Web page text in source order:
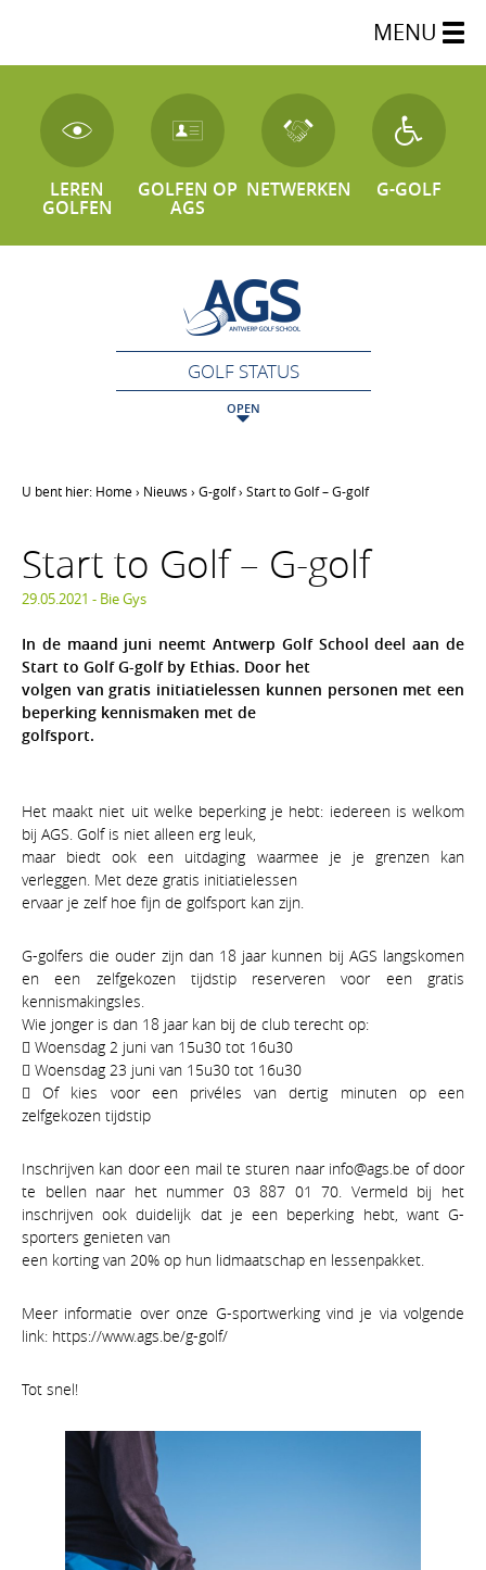
MENU
LEREN
GOLFEN
GOLFEN OP
AGS
NETWERKEN G-GOLF
GOLF STATUS
OPEN
U bent hier: Home› Nieuws › G-golf› Start to Golf – G-golf
Start to Golf – G-golf
29.05.2021 - Bie Gys
In de maand juni neemt Antwerp Golf School deel aan de
Start to Golf G-golf by Ethias. Door het
volgen van gratis initiatielessen kunnen personen met een
beperking kennismaken met de
golfsport.
Het maakt niet uit welke beperking je hebt: iedereen is welkom
bij AGS. Golf is niet alleen erg leuk,
maar biedt ook een uitdaging waarmee je je grenzen kan
verleggen. Met deze gratis initiatielessen
ervaar je zelf hoe fijn de golfsport kan zijn.
G-golfers die ouder zijn dan 18 jaar kunnen bij AGS langskomen
en een zelfgekozen tijdstip reserveren voor een gratis
kennismakingsles.
Wie jonger is dan 18 jaar kan bij de club terecht op:
 Woensdag 2 juni van 15u30 tot 16u30
 Woensdag 23 juni van 15u30 tot 16u30
 Of kies voor een privéles van dertig minuten op een
zelfgekozen tijdstip
Inschrijven kan door een mail te sturen naar info@ags.be of door
te bellen naar het nummer 03 887 01 70. Vermeld bij het
inschrijven ook duidelijk dat je een beperking hebt, want G-
sporters genieten van
een korting van 20% op hun lidmaatschap en lessenpakket.
Meer informatie over onze G-sportwerking vind je via volgende
link: https://www.ags.be/g-golf/
Tot snel!